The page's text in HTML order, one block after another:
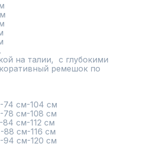
на талии,  с глубокими
ремешок по
56-94 см-120 см